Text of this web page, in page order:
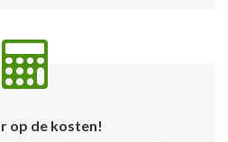
op de kosten!